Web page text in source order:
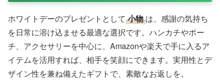
ホワイトデーのプレゼントとして 小物 は、感謝の気持ち
を日常に溶け込ませる最適な選択です。ハンカチやポー
チ、アクセサリーを中心に、Amazonや楽天で手に入るア
イテムを活用すれば、相手を笑顔にできます。実用性とデ
ザイン性を兼ね備えたギフトで、素敵なお返しを。